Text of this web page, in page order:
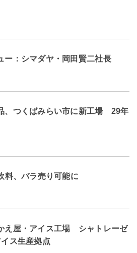
ー：シマダヤ・岡田賢二社長
、つくばみらい市に新工場 29年
料、バラ売り可能に
え屋・アイス工場 シャトレーゼ
ス生産拠点